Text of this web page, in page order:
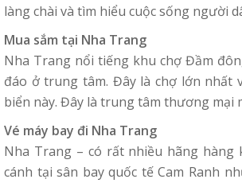
làng chài và tìm hiểu cuộc sống người
Mua sắm tại Nha Trang
Nha Trang nổi tiếng khu chợ Đầm
đáo ở trung tâm. Đây là chợ lớn nhất
biển này. Đây là trung tâm thương mại
Vé máy bay đi Nha Trang
Nha Trang – có rất nhiều hãng hàng
cánh tại sân bay quốc tế Cam Ranh